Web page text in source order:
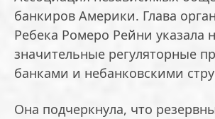
банкиров Америки. Глава
Ребека Ромеро Рейни указала
значительные регуляторные
банками и небанковскими
Она подчеркнула, что